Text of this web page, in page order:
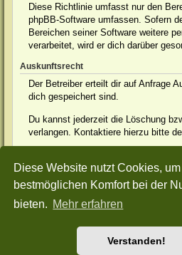
Diese Website nutzt Cookies,
bestmöglichen Komfort bei der
bieten. Mehr erfahren
Verstanden!
Diese Richtlinie umfasst nur den
phpBB-Software umfassen. Sofern
Bereichen seiner Software weitere
verarbeitet, wird er dich darüber
Auskunftsrecht
Der Betreiber erteilt dir auf Anfrage
dich gespeichert sind.
Du kannst jederzeit die Löschung
verlangen. Kontaktiere hierzu bitte
Sudden-Strike-Maps.de Hauptseite
Powered byphpBB® Forum Software © phpBB
Style: Green-Style-Split by Joyce&LunaphpBB-
Nutzungsbedingungen